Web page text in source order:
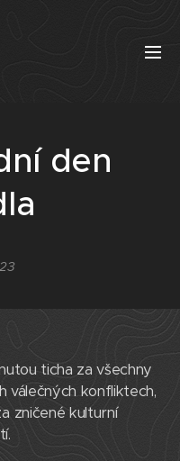
den
ticha za všechny
válečných konfliktech,
zničené kulturní